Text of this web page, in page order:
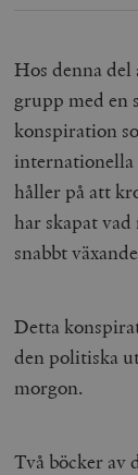
Hos denna
grupp med en
konspiration
internationella
håller på att
har skapat vad
snabbt
Detta
den politiska
morgon.
Två böcker av